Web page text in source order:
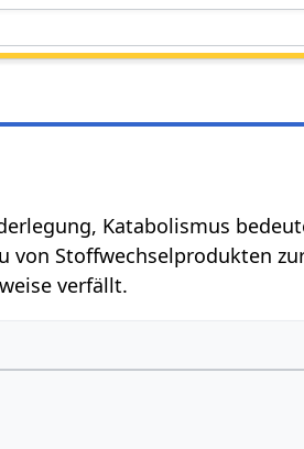
Katabolismus
von Stoffwechselprodukten
verfällt.